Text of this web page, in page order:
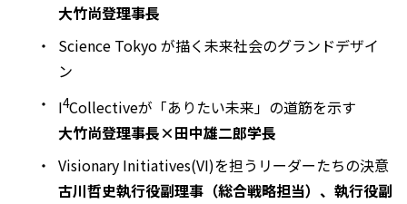
大竹尚登理事長
Science Tokyo が描く未来社会のグランドデザイ
ン
I4Collectiveが「ありたい未来」の道筋を示す
大竹尚登理事長×田中雄二郎学長
Visionary Initiatives(VI)を担うリーダーたちの決意
古川哲史執行役副理事（総合戦略担当）、執行役副